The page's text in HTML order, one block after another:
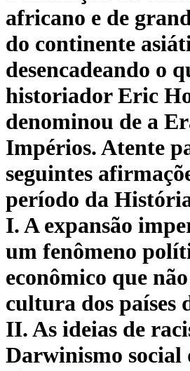
africano e de
do continente
desencadeando o
historiador Eric
denominou de a
Impérios. Atente
seguintes
período da
I. A expansão
um fenômeno
econômico que
cultura dos países
II. As ideias de
Darwinismo social